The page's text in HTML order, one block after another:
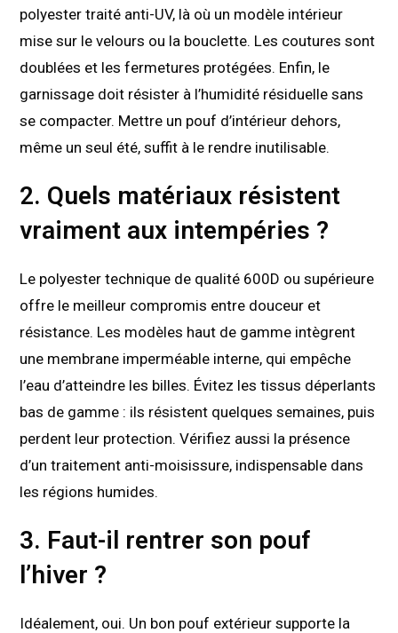
polyester traité anti-UV, là où un modèle intérieur
mise sur le velours ou la bouclette. Les coutures sont
doublées et les fermetures protégées. Enfin, le
garnissage doit résister à l’humidité résiduelle sans
se compacter. Mettre un pouf d’intérieur dehors,
même un seul été, suffit à le rendre inutilisable.
2. Quels matériaux résistent
vraiment aux intempéries ?
Le polyester technique de qualité 600D ou supérieure
offre le meilleur compromis entre douceur et
résistance. Les modèles haut de gamme intègrent
une membrane imperméable interne, qui empêche
l’eau d’atteindre les billes. Évitez les tissus déperlants
bas de gamme : ils résistent quelques semaines, puis
perdent leur protection. Vérifiez aussi la présence
d’un traitement anti-moisissure, indispensable dans
les régions humides.
3. Faut-il rentrer son pouf
l’hiver ?
Idéalement, oui. Un bon pouf extérieur supporte la